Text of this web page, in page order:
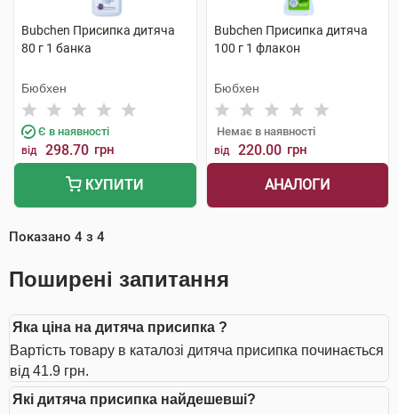
Bubchen Присипка дитяча
80 г 1 банка
Бюбхен
Є в наявності
від 298.70 грн
КУПИТИ
Bubchen Присипка дитяча
100 г 1 флакон
Бюбхен
Немає в наявності
від 220.00 грн
АНАЛОГИ
Показано 4 з 4
Поширені запитання
Яка ціна на дитяча присипка ?
Вартість товару в каталозі дитяча присипка починається
від 41.9 грн.
Які дитяча присипка найдешевші?